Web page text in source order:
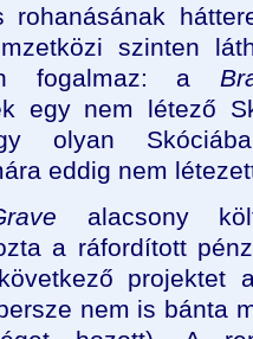
rohanásának
szinten
fogalmaz: a
egy nem létező
olyan
eddig nem
alacsony
a ráfordított
projektet
nem is bánta